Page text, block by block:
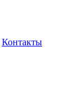
Контакты